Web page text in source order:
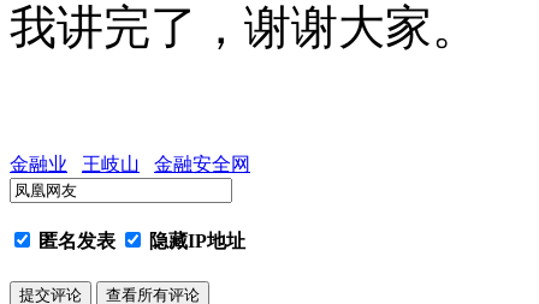
我讲完了，谢谢大家。
金融业 王岐山 金融安全网
匿名发表 隐藏IP地址